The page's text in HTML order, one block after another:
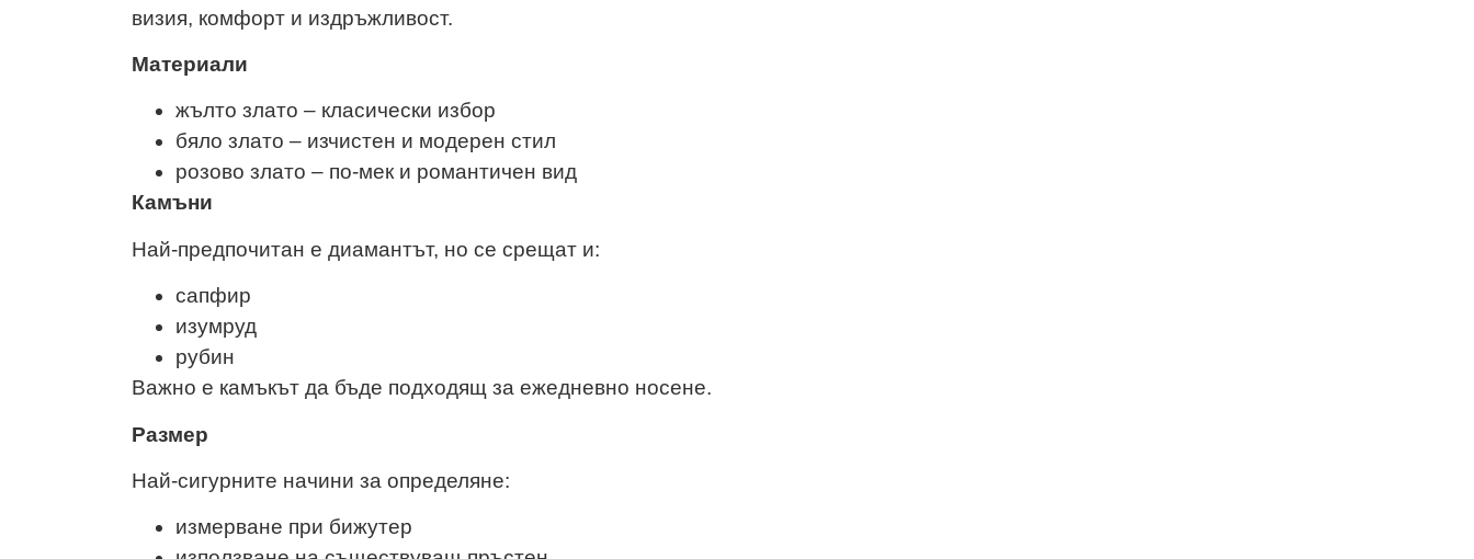
визия, комфорт и издръжливост.
Материали
жълто злато – класически избор
бяло злато – изчистен и модерен стил
розово злато – по-мек и романтичен вид
Камъни
Най-предпочитан е диамантът, но се срещат и:
сапфир
изумруд
рубин
Важно е камъкът да бъде подходящ за ежедневно носене.
Размер
Най-сигурните начини за определяне:
измерване при бижутер